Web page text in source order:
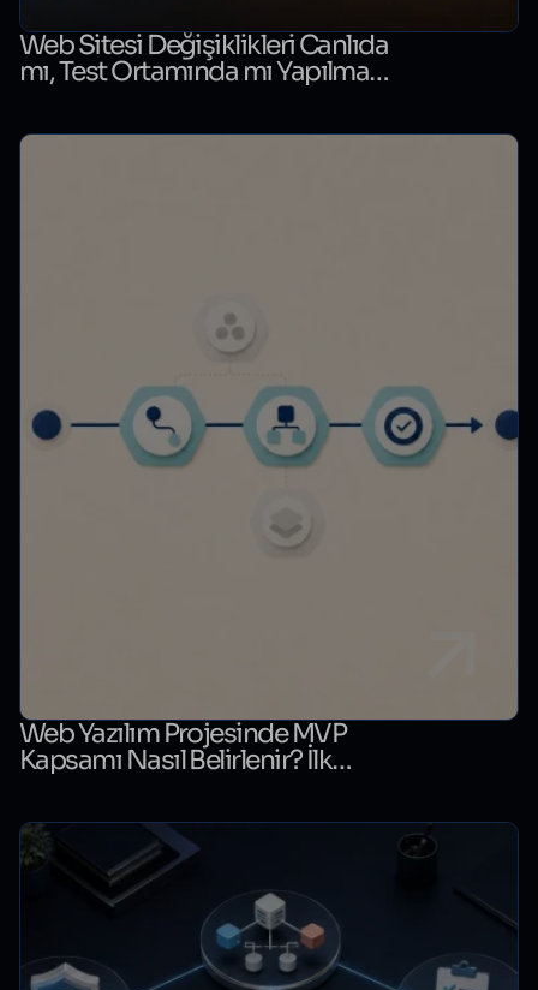
Web Sitesi Değişiklikleri Canlıda
mı, Test Ortamında mı Yapılmalı?
Web Yazılım Projesinde MVP
Kapsamı Nasıl Belirlenir? İlk